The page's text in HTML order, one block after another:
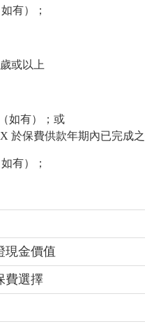
有）；
或以上
如有）；或
於保費供款年期內已完成之
有）；
現金價值
費選擇